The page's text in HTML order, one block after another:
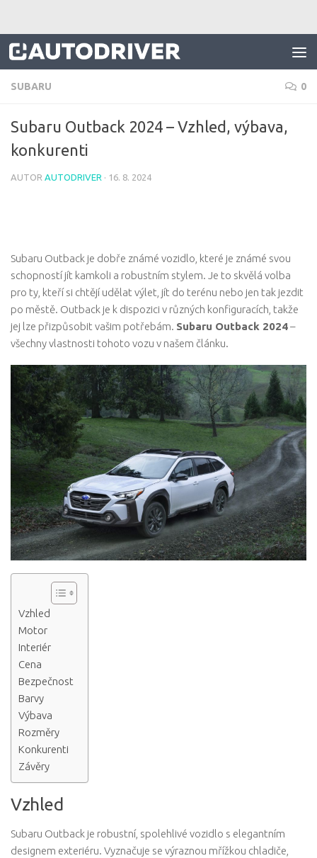
SUBARU 0
Subaru Outback 2024 – Vzhled, výbava,
konkurenti
AUTOR AUTODRIVER · 16. 8. 2024
Subaru Outback je dobře známé vozidlo, které je známé svou
schopností jít kamkoli a robustním stylem. Je to skvělá volba
pro ty, kteří si chtějí udělat výlet, jít do terénu nebo jen tak jezdit
po městě. Outback je k dispozici v různých konfiguracích, takže
jej lze přizpůsobit vašim potřebám. Subaru Outback 2024–
všechny vlastnosti tohoto vozu v našem článku.
Vzhled
Motor
Interiér
Cena
Bezpečnost
Barvy
Výbava
Rozměry
Konkurenti
Závěry
Vzhled
Subaru Outback je robustní, spolehlivé vozidlo s elegantním
designem exteriéru. Vyznačuje se výraznou mřížkou chladiče,